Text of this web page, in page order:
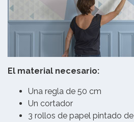
El material necesario:
Una regla de 50 cm
Un cortador
3 rollos de papel pintado